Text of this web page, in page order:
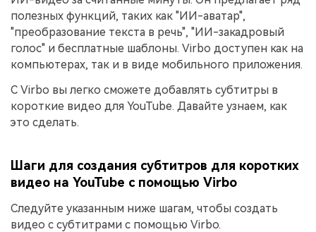
полезных функций, таких как "ИИ-аватар",
"преобразование текста в речь", "ИИ-закадровый
голос" и бесплатные шаблоны. Virbo доступен как на
компьютерах, так и в виде мобильного приложения.
С Virbo вы легко сможете добавлять субтитры в
короткие видео для YouTube. Давайте узнаем, как
это сделать.
Шаги для создания субтитров для коротких
видео на YouTube с помощью Virbo
Следуйте указанным ниже шагам, чтобы создать
видео с субтитрами с помощью Virbo.